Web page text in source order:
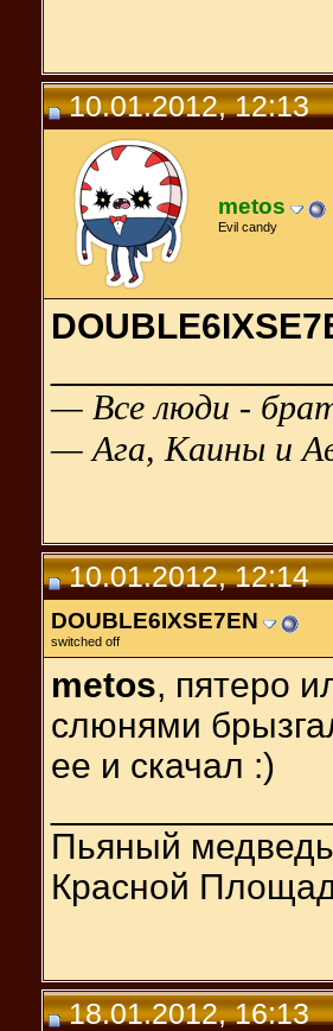
10.01.2012, 12:13
metos
Evil candy
— Все люди -
— Ага, Каины и
10.01.2012, 12:14
DOUBLE6IXSE7EN
switched off
metos, пятеро
слюнями
ее и скачал :)
Пьяный
Красной
18.01.2012, 16:13